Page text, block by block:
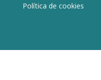
Política de cookies